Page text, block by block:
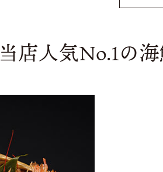
当店人気No.1の